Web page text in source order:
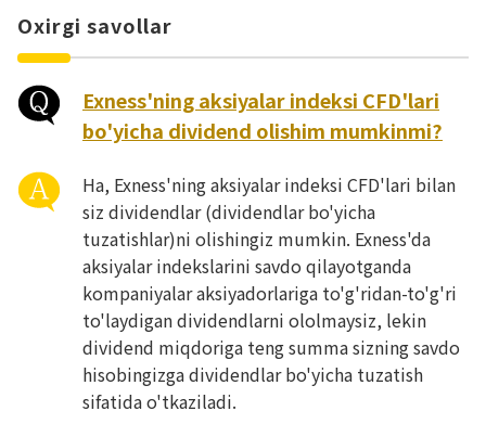
Oxirgi savollar
Exness'ning aksiyalar indeksi CFD'lari
bo'yicha dividend olishim mumkinmi?
Ha, Exness'ning aksiyalar indeksi CFD'lari bilan
siz dividendlar (dividendlar bo'yicha
tuzatishlar)ni olishingiz mumkin. Exness'da
aksiyalar indekslarini savdo qilayotganda
kompaniyalar aksiyadorlariga to'g'ridan-to'g'ri
to'laydigan dividendlarni ololmaysiz, lekin
dividend miqdoriga teng summa sizning savdo
hisobingizga dividendlar bo'yicha tuzatish
sifatida o'tkaziladi.